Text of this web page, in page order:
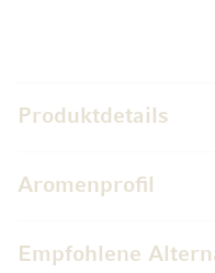
Produktdetails
Aromenprofil
Empfohlene